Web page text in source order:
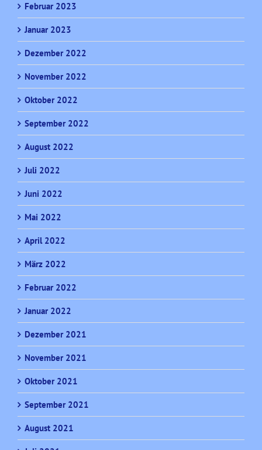
Februar 2023
Januar 2023
Dezember 2022
November 2022
Oktober 2022
September 2022
August 2022
Juli 2022
Juni 2022
Mai 2022
April 2022
März 2022
Februar 2022
Januar 2022
Dezember 2021
November 2021
Oktober 2021
September 2021
August 2021